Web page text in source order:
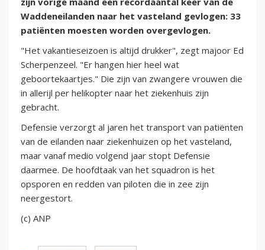
Waddeneilanden naar het vasteland gevlogen: 33
patiënten moesten worden overgevlogen.
"Het vakantieseizoen is altijd drukker", zegt majoor Ed
Scherpenzeel. "Er hangen hier heel wat
geboortekaartjes." Die zijn van zwangere vrouwen die
in allerijl per helikopter naar het ziekenhuis zijn
gebracht.
Defensie verzorgt al jaren het transport van patiënten
van de eilanden naar ziekenhuizen op het vasteland,
maar vanaf medio volgend jaar stopt Defensie
daarmee. De hoofdtaak van het squadron is het
opsporen en redden van piloten die in zee zijn
neergestort.
(c) ANP